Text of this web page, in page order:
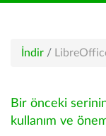
İndir /
Bir önceki
kullanım ve